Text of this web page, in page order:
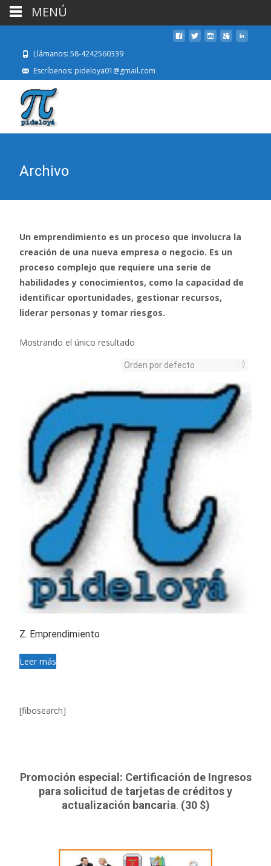
Llámanos: 58-4242560339
Escríbenos: pideloya01@gmail.com
Archivo
Un emprendimiento es un proceso que involucra la
creación de una nueva empresa o negocio. Es un
proceso complejo que requiere una serie de
habilidades y conocimientos, como la capacidad de
identificar oportunidades, gestionar recursos,
liderar personas y tomar riesgos.
Mostrando el único resultado
Z. Emprendimiento
Leer más
[fibosearch]
Promoción especial: Certificación de Ingresos
para solicitud de tarjetas de créditos y
actualización bancaria. (30 $)
MENÚ